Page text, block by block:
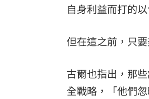
自身利益而打的以
但在這之前，只
古爾也指出，那
全戰略，「他們